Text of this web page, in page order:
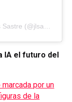
Una publicación compartida de José Luis Sastre (@jlsastre19)
IA el futuro del
por un
de la